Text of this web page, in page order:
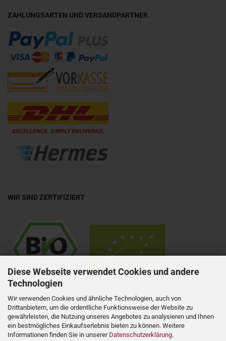
Diese Webseite verwendet Cookies und andere
Technologien
Wir verwenden Cookies und ähnliche Technologien, auch von
Drittanbietern, um die ordentliche Funktionsweise der Website zu
gewährleisten, die Nutzung unseres Angebotes zu analysieren und Ihnen
ein bestmögliches Einkaufserlebnis bieten zu können. Weitere
Informationen finden Sie in unserer Datenschutzerklärung.
ZAHLUNGSARTEN UND VERSANDPARTNER
WIR SIND ZERTIFIZIERT
DE-ÖKO-037